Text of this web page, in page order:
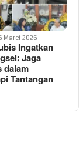
Maret 2026
Ingatkan
Jaga
dalam
Tantangan